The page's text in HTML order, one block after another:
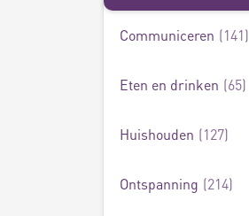
Aandacht vasthouden
Communiceren 141
Eten en drinken 65
Huishouden 127
Ontspanning 214